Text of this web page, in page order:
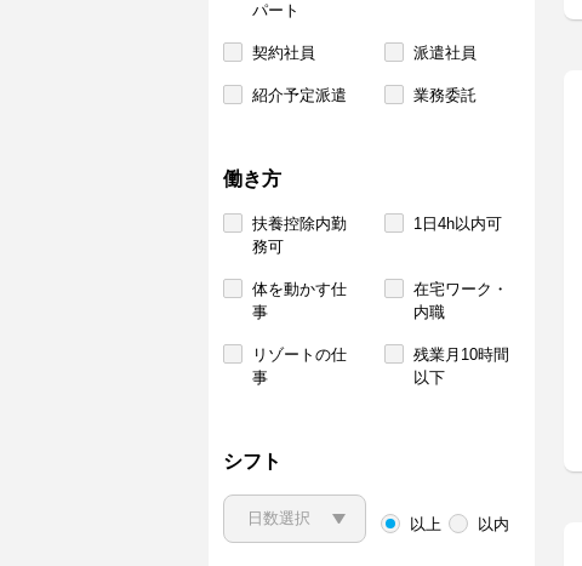
パート
契約社員 派遣社員
紹介予定派遣 業務委託
働き方
扶養控除内勤
務可
1日4h以内可
体を動かす仕
事
在宅ワーク・
内職
リゾートの仕
事
残業月10時間
以下
シフト
以上 以内